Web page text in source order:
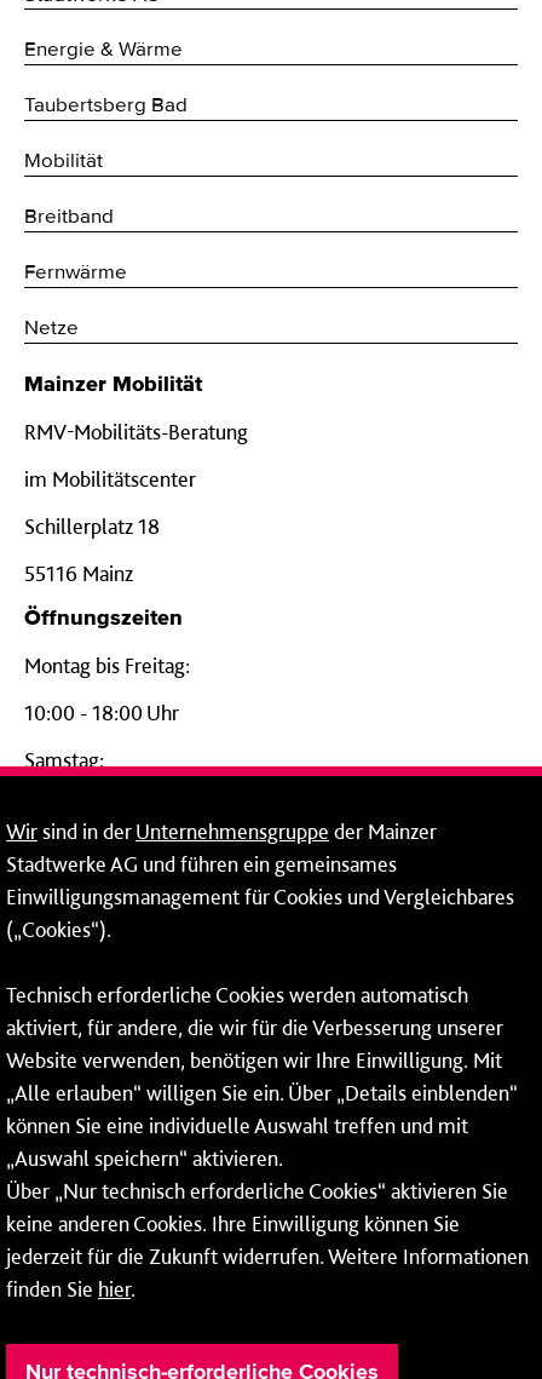
Energie & Wärme
Taubertsberg Bad
Mobilität
Breitband
Fernwärme
Netze
Mainzer Mobilität
RMV-Mobilitäts-Beratung
im Mobilitätscenter
Schillerplatz 18
55116 Mainz
Öffnungszeiten
Montag bis Freitag:
10:00 - 18:00 Uhr
Samstag:
24-Stunden-Telefon*
06131 – 12 77 77
Fax: 06131 – 12 66 66
* Montags bis freitags bis 7 und ab 18 Uhr sowie an
Wochenenden und Feiertagen ganztags werden Ihre
Anrufe je nach Themenauswahl an ein Callcenter des
RMV oder von nextbike weitergeleitet. Dort erhalten Sie
ausschließlich Auskünfte zum Fahrplan bzw. zu
meinRad.
Wirsind in derUnternehmensgruppe der Mainzer
Stadtwerke AG und führen ein gemeinsames
Einwilligungsmanagement für Cookies und Vergleichbares
(„Cookies“).
Technisch erforderliche Cookies werden automatisch
aktiviert, für andere, die wir für die Verbesserung unserer
Website verwenden, benötigen wir Ihre Einwilligung. Mit
„Alle erlauben“ willigen Sie ein. Über „Details einblenden“
können Sie eine individuelle Auswahl treffen und mit
„Auswahl speichern“ aktivieren.
Über „Nur technisch erforderliche Cookies“ aktivieren Sie
keine anderen Cookies. Ihre Einwilligung können Sie
jederzeit für die Zukunft widerrufen. Weitere Informationen
finden Sie hier.
Nur technisch-erforderliche Cookies